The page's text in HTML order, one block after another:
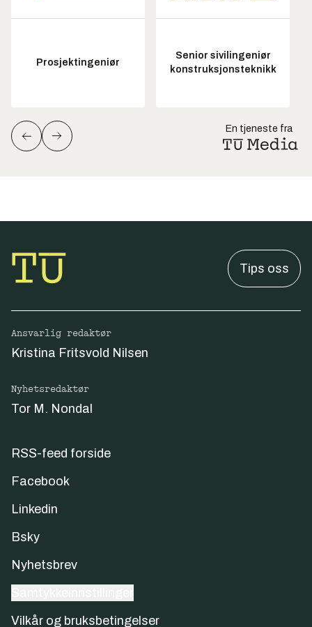
Prosjektingeniør
Senior sivilingeniør
konstruksjonsteknikk
En tjeneste fra
Tips oss
Ansvarlig redaktør
Kristina Fritsvold Nilsen
Nyhetsredaktør
Tor M. Nondal
RSS-feed forside
Facebook
Linkedin
Bsky
Nyhetsbrev
Vilkår og bruksbetingelser